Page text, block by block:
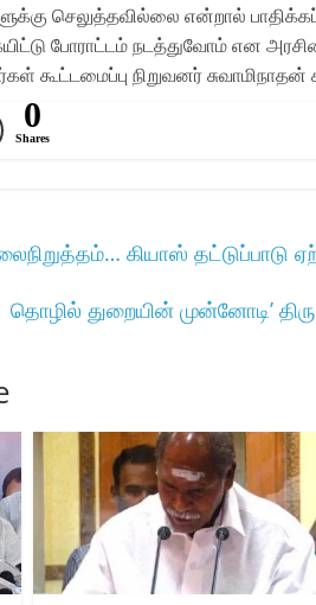
செலுத்தவில்லை என்றால்
போராட்டம் நடத்துவோம் என
கூட்டமைப்பு நிறுவனர்
0
Shares
கியாஸ் தட்டுப்பாடு
தொழில் துறையின் முன்னோடி’